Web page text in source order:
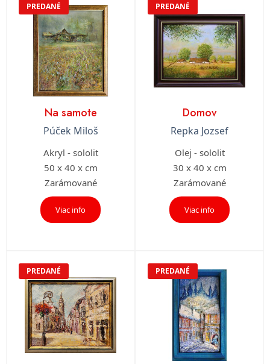
PREDANÉ
Na samote
Púček Miloš
Akryl - sololit
50 x 40 x cm
Zarámované
Viac info
PREDANÉ
Domov
Repka Jozsef
Olej - sololit
30 x 40 x cm
Zarámované
Viac info
PREDANÉ PREDANÉ